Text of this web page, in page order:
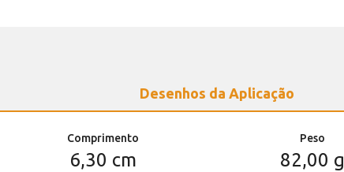
Desenhos da Aplicação
Comprimento
6,30 cm
Peso
82,00 g